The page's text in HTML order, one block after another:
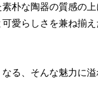
朴な陶器の質感の
愛らしさを兼ね揃
る、そんな魅力に